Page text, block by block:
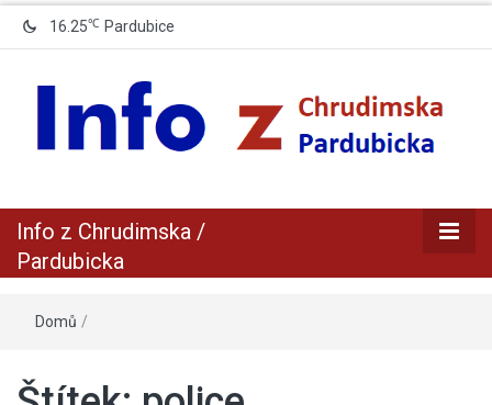
16.25℃ Pardubice
Info z
Info z Chrudimska /
Pardubicka
Domů /